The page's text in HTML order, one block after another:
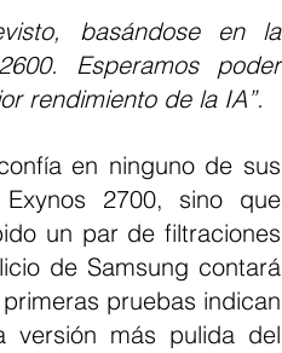
basándose en la
Esperamos poder
rendimiento de la IA”.
en ninguno de sus
2700, sino que
un par de filtraciones
de Samsung contará
pruebas indican
versión más pulida del